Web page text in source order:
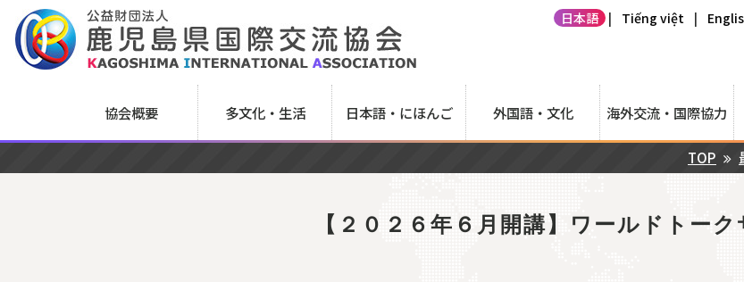
日本語 | Tiếng việt |
協会概要 多文化・生活 日本語・にほんご 外国語・文化 海外交流・国際協力
TOP
【２０２６年６月開講】ワールドトー